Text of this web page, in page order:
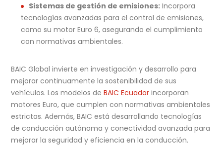
Sistemas de gestión de emisiones: Incorpora
tecnologías avanzadas para el control de emisiones,
como su motor Euro 6, asegurando el cumplimiento
con normativas ambientales.
BAIC Global invierte en investigación y desarrollo para
mejorar continuamente la sostenibilidad de sus
vehículos. Los modelos deBAIC Ecuador incorporan
motores Euro, que cumplen con normativas ambientales
estrictas. Además, BAIC está desarrollando tecnologías
de conducción autónoma y conectividad avanzada para
mejorar la seguridad y eficiencia en la conducción.